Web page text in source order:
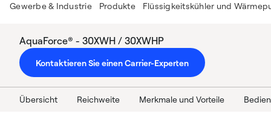
Gewerbe & Industrie Produkte Flüssigkeitskühler und
AquaForce® - 30XWH / 30XWHP
Kontaktieren Sie einen Carrier-Experten
Übersicht Reichweite Merkmale und Vorteile